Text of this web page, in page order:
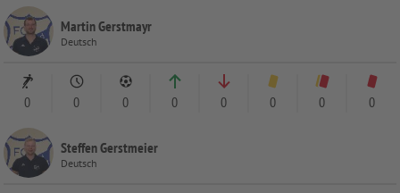
Martin Gerstmayr
Deutsch
0 0 0 0 0 0 0 0
Steffen Gerstmeier
Deutsch